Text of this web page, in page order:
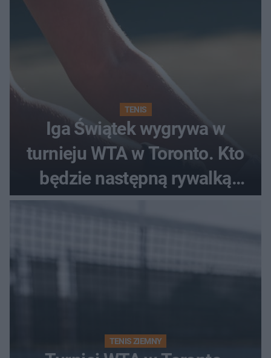
TENIS
Iga Świątek wygrywa w
turnieju WTA w Toronto. Kto
będzie następną rywalką
Polki?
TENIS ZIEMNY